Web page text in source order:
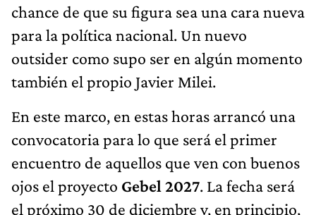
chance de que su figura sea una cara nueva
para la política nacional. Un nuevo
outsider como supo ser en algún momento
también el propio Javier Milei.
En este marco, en estas horas arrancó una
convocatoria para lo que será el primer
encuentro de aquellos que ven con buenos
ojos el proyecto Gebel 2027. La fecha será
el próximo 30 de diciembre y, en principio,